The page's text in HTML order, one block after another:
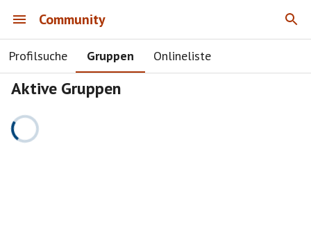
Community
Profilsuche Gruppen Onlineliste
Aktive Gruppen